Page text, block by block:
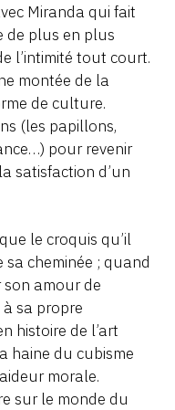
Miranda qui fait
de plus en plus
l’intimité tout court.
montée de la
de culture.
(les papillons,
pour revenir
satisfaction d’un
le croquis qu’il
cheminée ; quand
amour de
sa propre
histoire de l’art
haine du cubisme
morale.
sur le monde du